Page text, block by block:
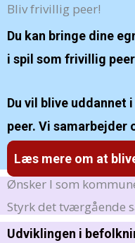
Bliv frivillig peer!
Du kan bringe dine
i spil som frivillig
Du vil blive uddannet
peer. Vi samarbejder
Læs mere om at
Ønsker I som
Styrk det tværgående
Udviklingen i